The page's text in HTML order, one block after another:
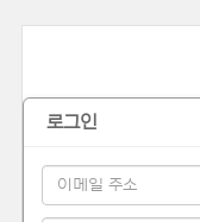
로그인